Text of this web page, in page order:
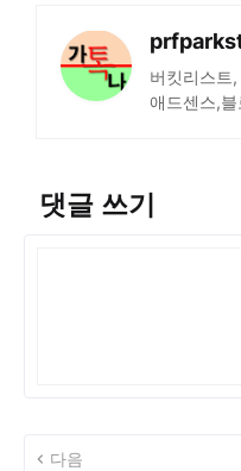
버킷리스트
애드센스,
댓글 쓰기
다음